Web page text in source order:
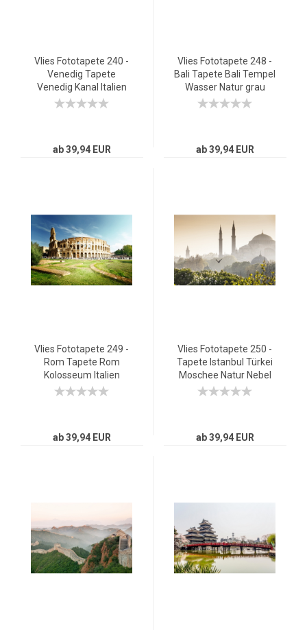
Vlies Fototapete 240 -
Venedig Tapete
Venedig Kanal Italien
Boot Wasser grau
ab 39,94 EUR
Vlies Fototapete 248 -
Bali Tapete Bali Tempel
Wasser Natur grau
ab 39,94 EUR
Vlies Fototapete 249 -
Rom Tapete Rom
Kolosseum Italien
Landschaft Architektur
ab 39,94 EUR
Vlies Fototapete 250 -
Tapete Istanbul Türkei
Moschee Natur Nebel
braun
ab 39,94 EUR